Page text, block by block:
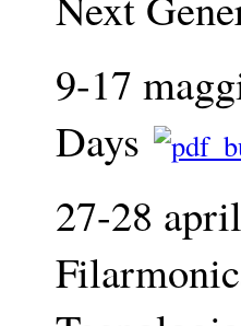
9-17
Days
27-28